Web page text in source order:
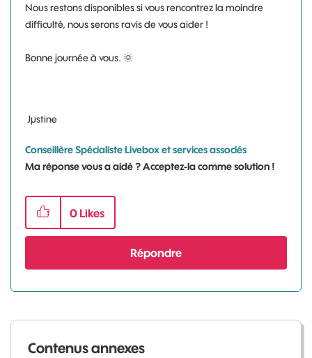
Nous restons disponibles si vous rencontrez la moindre
difficulté, nous serons ravis de vous aider !
Bonne journée à vous. 🌞
Jµstine
Conseillère Spécialiste Livebox et services associés
Ma réponse vous a aidé ? Acceptez-la comme solution !
0 Likes
Répondre
Contenus annexes